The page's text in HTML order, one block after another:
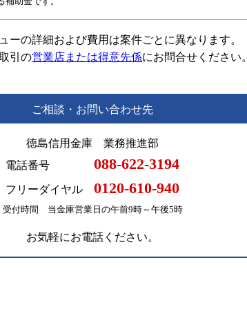
ーの詳細および費用は案件ごとに異なります。
引の営業店または得意先係にお問合せください
ご相談・お問い合わせ先
徳島信用金庫 業務推進部
電話番号 088-622-3194
フリーダイヤル 0120-610-940
受付時間 当金庫営業日の午前9時～午後5時
お気軽にお電話ください。